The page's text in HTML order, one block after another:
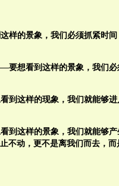
样的景象，我们必须抓紧时间
要想看到这样的景象，我们
到这样的现象，我们就能够进
到这样的景象，我们就能够
不动，更不是离我们而去，而